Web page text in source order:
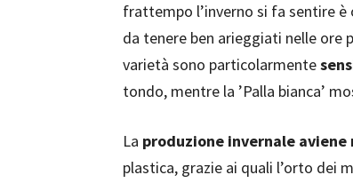
frattempo l’inverno si fa sentire
da tenere ben arieggiati nelle ore
varietà sono particolarmente
tondo, mentre la ’Palla bianca’
La produzione invernale
plastica, grazie ai quali l’orto dei